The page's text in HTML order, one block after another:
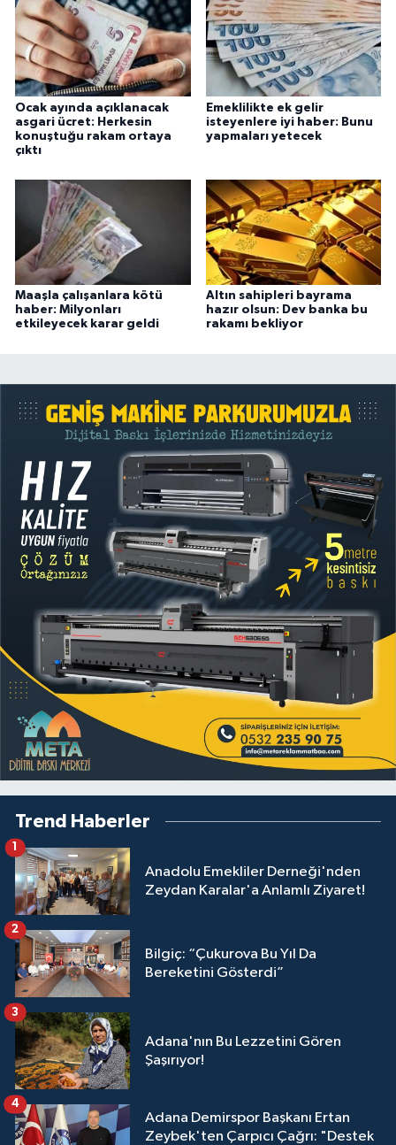
Ocak ayında açıklanacak
asgari ücret: Herkesin
konuştuğu rakam ortaya
çıktı
Emeklilikte ek gelir
isteyenlere iyi haber: Bunu
yapmaları yetecek
Maaşla çalışanlara kötü
haber: Milyonları
etkileyecek karar geldi
Altın sahipleri bayrama
hazır olsun: Dev banka bu
rakamı bekliyor
Trend Haberler
Anadolu Emekliler Derneği'nden
Zeydan Karalar'a Anlamlı Ziyaret!
1
Bilgiç: “Çukurova Bu Yıl Da
Bereketini Gösterdi”
2
Adana'nın Bu Lezzetini Gören
Şaşırıyor!
3
Adana Demirspor Başkanı Ertan
Zeybek'ten Çarpıcı Çağrı: "Destek
4